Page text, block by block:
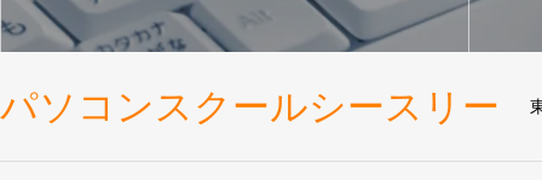
パソコンスクールシースリー